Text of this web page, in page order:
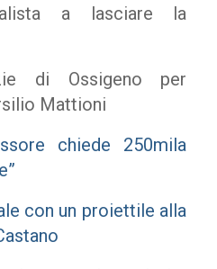
a lasciare la
di Ossigeno per
Mattioni
chiede 250mila
con un proiettile alla